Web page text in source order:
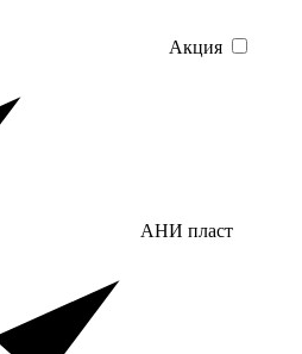
Акция
АНИ пласт